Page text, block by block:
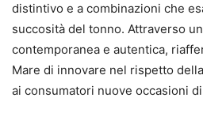
distintivo e a combinazioni che
succosità del tonno. Attraverso
contemporanea e autentica,
Mare di innovare nel rispetto
ai consumatori nuove occasioni